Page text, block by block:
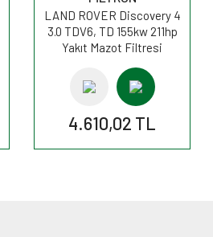
LAND ROVER Discovery 4
3.0 TDV6, TD 155kw 211hp
Yakıt Mazot Filtresi
4.610,02 TL